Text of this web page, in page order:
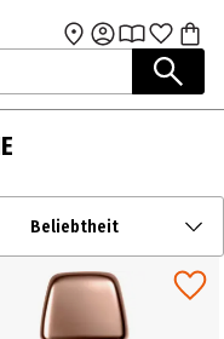
Hauptinhalt
Beliebtheit